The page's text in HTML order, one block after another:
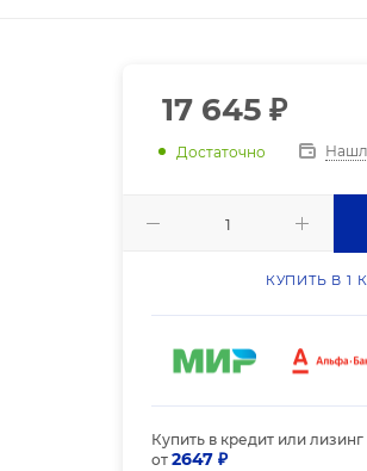
17 645₽
Достаточно
КУПИТЬ В 1
Купить в кредит или лизинг
от2647 ₽